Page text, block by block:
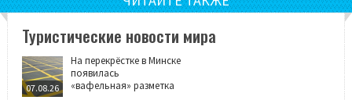
Туристические новости мира
07.08.26
На перекрёстке в Минске
появилась
«вафельная» разметка